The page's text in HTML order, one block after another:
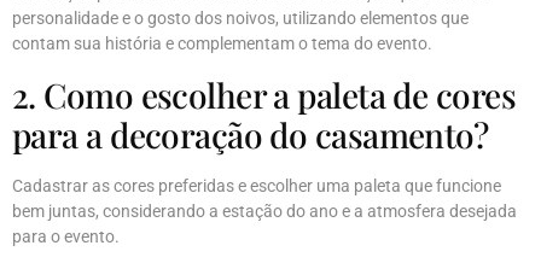
personalidade e o gosto dos noivos, utilizando elementos que
contam sua história e complementam o tema do evento.
2. Como escolher a paleta de cores
para a decoração do casamento?
Cadastrar as cores preferidas e escolher uma paleta que funcione
bem juntas, considerando a estação do ano e a atmosfera desejada
para o evento.